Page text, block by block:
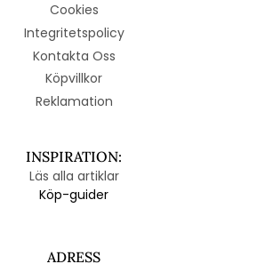
Cookies
Integritetspolicy
Kontakta Oss
Köpvillkor
Reklamation
INSPIRATION:
Läs alla artiklar
Köp-guider
ADRESS